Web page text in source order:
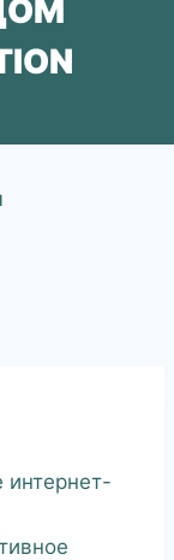
интернет-